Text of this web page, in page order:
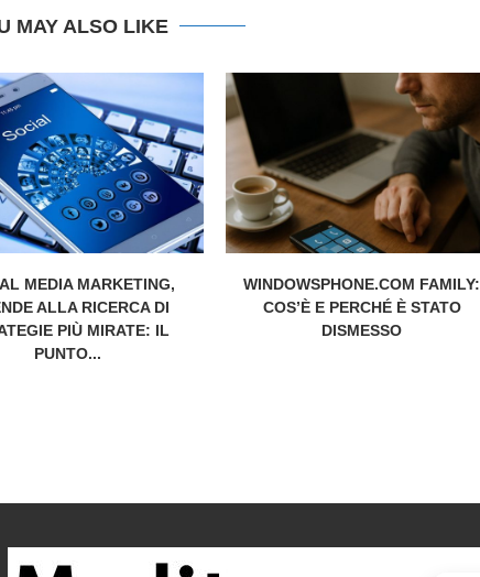
MAY ALSO LIKE
MEDIA MARKETING,
ALLA RICERCA DI
PIÙ MIRATE: IL
PUNTO...
WINDOWSPHONE.COM FAMILY:
COS’È E PERCHÉ È STATO
DISMESSO